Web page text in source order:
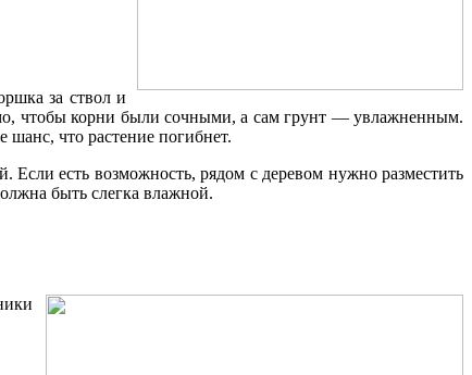
за ствол и
чтобы корни были сочными, а сам грунт — увлажненным.
что растение погибнет.
Если есть возможность, рядом с деревом нужно разместить
быть слегка влажной.